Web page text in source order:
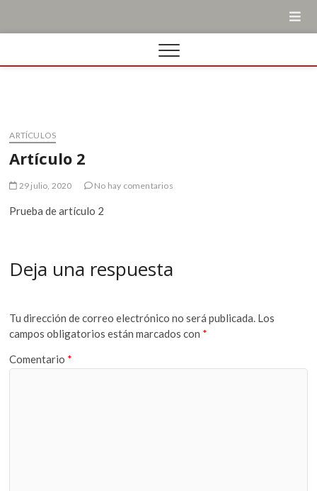
ARTÍCULOS
Artículo 2
29 julio, 2020 No hay comentarios
Prueba de artículo 2
Deja una respuesta
Tu dirección de correo electrónico no será publicada. Los
campos obligatorios están marcados con *
Comentario *